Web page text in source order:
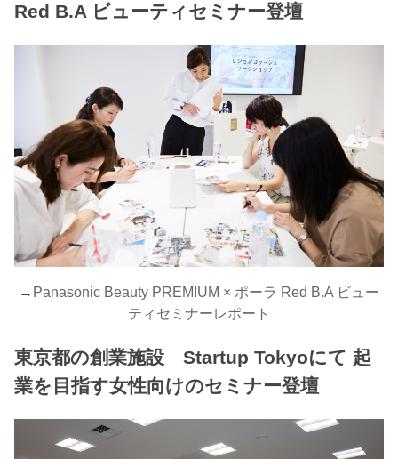
Red B.A ビューティセミナー登壇
→ Panasonic Beauty PREMIUM × ポーラ Red B.A ビュー
ティセミナーレポート
東京都の創業施設 Startup Tokyoにて 起
業を目指す女性向けのセミナー登壇